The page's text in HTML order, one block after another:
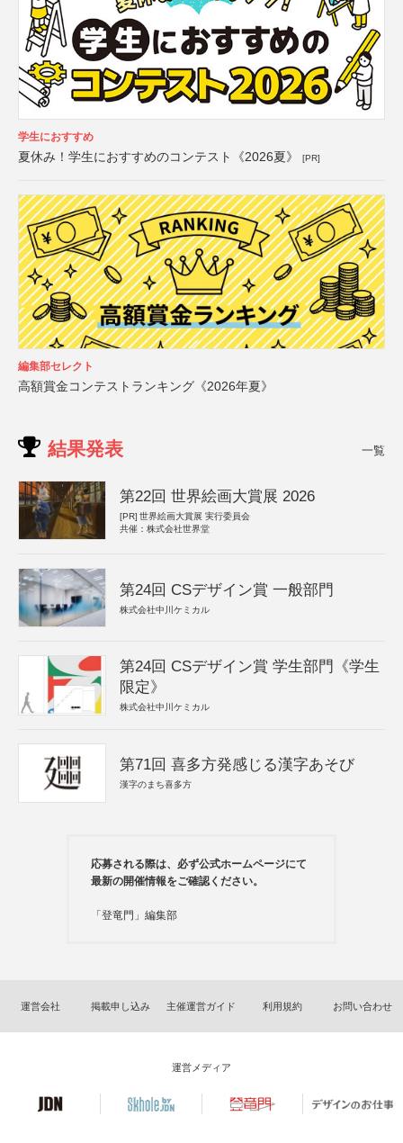
学生におすすめ
夏休み！学生におすすめのコンテスト《2026夏》 [PR]
編集部セレクト
高額賞金コンテストランキング《2026年夏》
結果発表 一覧
第22回 世界絵画大賞展 2026
[PR] 世界絵画大賞展 実行委員会
共催：株式会社世界堂
第24回 CSデザイン賞 一般部門
株式会社中川ケミカル
第24回 CSデザイン賞 学生部門《学生
限定》
株式会社中川ケミカル
第71回 喜多方発感じる漢字あそび
漢字のまち喜多方
応募される際は、必ず公式ホームページにて
最新の開催情報をご確認ください。
「登竜門」編集部
運営会社 掲載申し込み 主催運営ガイド 利用規約 お問い合わせ
運営メディア